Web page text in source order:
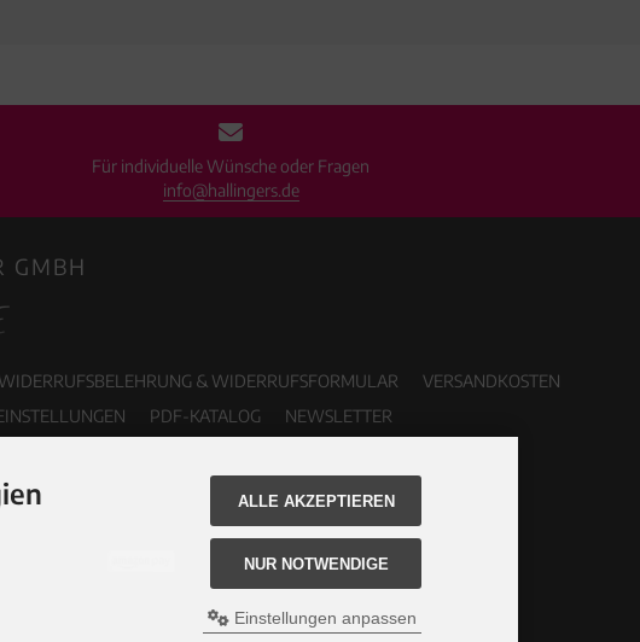
Für individuelle Wünsche oder Fragen
info@hallingers.de
GMBH
WIDERRUFSBELEHRUNG & WIDERRUFSFORMULAR
VERSANDKOSTEN
PDF-KATALOG NEWSLETTER
ALLE AKZEPTIEREN
NUR NOTWENDIGE
Einstellungen anpassen